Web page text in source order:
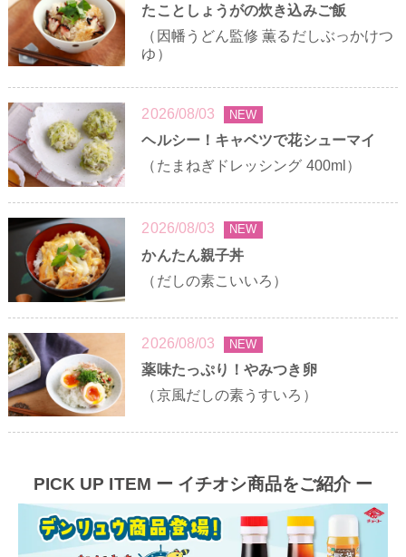
たことしょうがの炊き込みご飯
（因幡うどん監修 薫るだしぶっかけつ
ゆ）
2026/08/03 NEW
ヘルシー！キャベツで花シューマイ
（たまねぎドレッシング 400ml）
2026/08/03 NEW
かんたん親子丼
（だしの素こいいろ）
2026/08/03 NEW
薬味たっぷり！やみつき卵
（京風だしの素うすいろ）
PICK UP ITEM ー イチオシ商品をご紹介 ー